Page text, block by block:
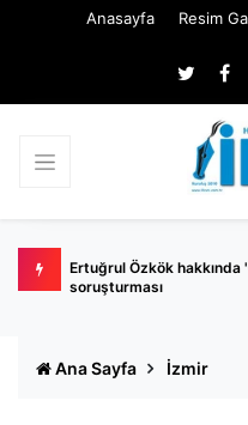
Anasayfa Resim
belli
Ertuğrul Özkök hakkında
soruşturması
Ana Sayfa İzmir